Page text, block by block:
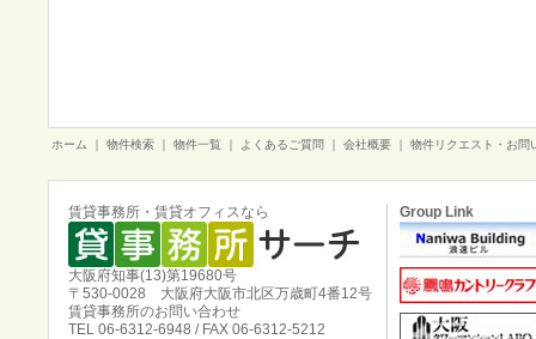
ホーム 物件検索 物件一覧 よくあるご質問 会社概要 物件リクエスト・お問
賃貸事務所・賃貸オフィスなら
大阪府知事(13)第19680号
〒530-0028 大阪府大阪市北区万歳町4番12号
賃貸事務所のお問い合わせ
TEL 06-6312-6948 / FAX 06-6312-5212
Group Link